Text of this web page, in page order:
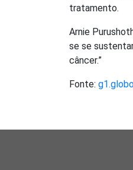
tratamento.
Arnie
se se
câncer.”
Fonte: